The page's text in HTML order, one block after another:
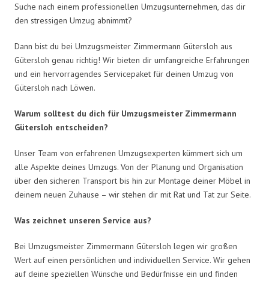
Suche nach einem professionellen Umzugsunternehmen, das dir
den stressigen Umzug abnimmt?
Dann bist du bei Umzugsmeister Zimmermann Gütersloh aus
Gütersloh genau richtig! Wir bieten dir umfangreiche Erfahrungen
und ein hervorragendes Servicepaket für deinen Umzug von
Gütersloh nach Löwen.
Warum solltest du dich für Umzugsmeister Zimmermann
Gütersloh entscheiden?
Unser Team von erfahrenen Umzugsexperten kümmert sich um
alle Aspekte deines Umzugs. Von der Planung und Organisation
über den sicheren Transport bis hin zur Montage deiner Möbel in
deinem neuen Zuhause – wir stehen dir mit Rat und Tat zur Seite.
Was zeichnet unseren Service aus?
Bei Umzugsmeister Zimmermann Gütersloh legen wir großen
Wert auf einen persönlichen und individuellen Service. Wir gehen
auf deine speziellen Wünsche und Bedürfnisse ein und finden